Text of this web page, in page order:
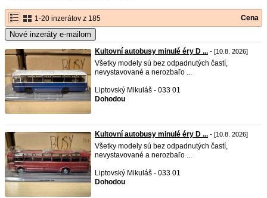
1-20 inzerátov z 185 Cena
Nové inzeráty e-mailom
Kultovní autobusy minulé éry D ... - [10.8. 2026]
Všetky modely sú bez odpadnutých častí,
nevystavované a nerozbaľo ...
Liptovský Mikuláš - 033 01
Dohodou
Kultovní autobusy minulé éry D ... - [10.8. 2026]
Všetky modely sú bez odpadnutých častí,
nevystavované a nerozbaľo ...
Liptovský Mikuláš - 033 01
Dohodou